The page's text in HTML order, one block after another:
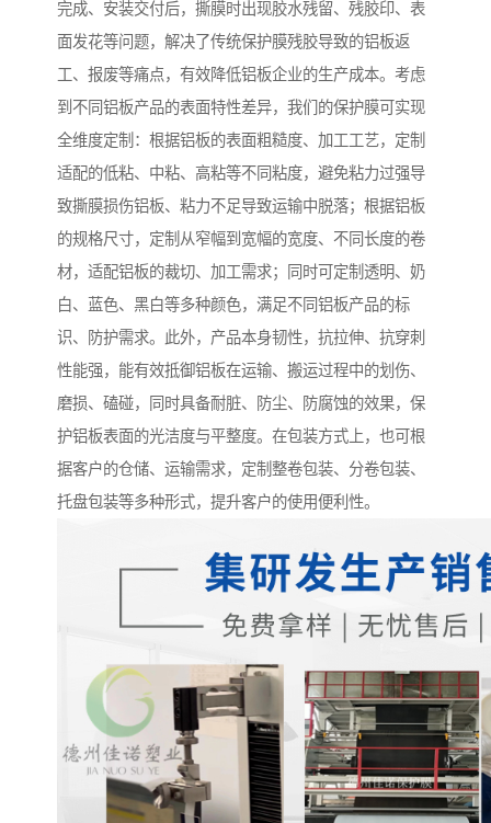
完成、安装交付后，撕膜时出现胶水残留、残胶印、表
面发花等问题，解决了传统保护膜残胶导致的铝板返
工、报废等痛点，有效降低铝板企业的生产成本。考虑
到不同铝板产品的表面特性差异，我们的保护膜可实现
全维度定制：根据铝板的表面粗糙度、加工工艺，定制
适配的低粘、中粘、高粘等不同粘度，避免粘力过强导
致撕膜损伤铝板、粘力不足导致运输中脱落；根据铝板
的规格尺寸，定制从窄幅到宽幅的宽度、不同长度的卷
材，适配铝板的裁切、加工需求；同时可定制透明、奶
白、蓝色、黑白等多种颜色，满足不同铝板产品的标
识、防护需求。此外，产品本身韧性，抗拉伸、抗穿刺
性能强，能有效抵御铝板在运输、搬运过程中的划伤、
磨损、磕碰，同时具备耐脏、防尘、防腐蚀的效果，保
护铝板表面的光洁度与平整度。在包装方式上，也可根
据客户的仓储、运输需求，定制整卷包装、分卷包装、
托盘包装等多种形式，提升客户的使用便利性。